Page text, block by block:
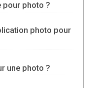
pour photo ?
photo pour
une photo ?